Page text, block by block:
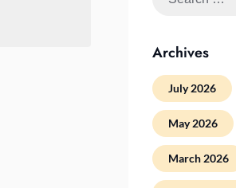
Archives
July 2026
May 2026
March 2026